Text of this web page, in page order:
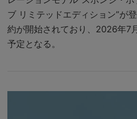
ブ リミテッドエディション”が
約が開始されており、2026年7
予定となる。